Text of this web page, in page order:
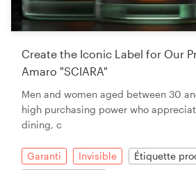
Create the Iconic Label for Our
Amaro "SCIARA"
Men and women aged between 30
high purchasing power who
dining, c
Garanti Invisible
Étiquette